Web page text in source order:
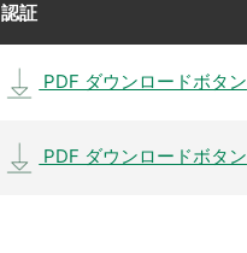
認証
PDF ダウンロードボタン
PDF ダウンロードボタン